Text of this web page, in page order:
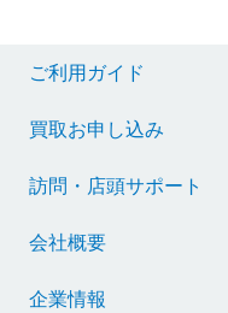
ご利用ガイド
買取お申し込み
訪問・店頭サポート
会社概要
企業情報